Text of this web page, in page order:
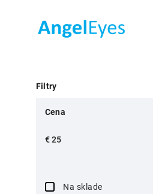
Filtry
Cena
€25
Na sklade